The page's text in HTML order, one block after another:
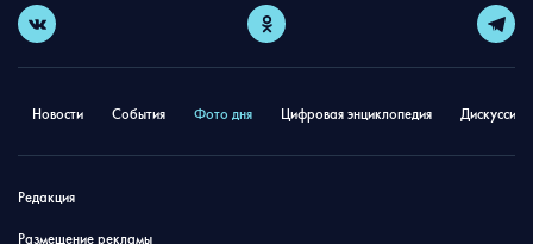
Новости События Фото дня Цифровая энциклопедия
Редакция
Размещение рекламы